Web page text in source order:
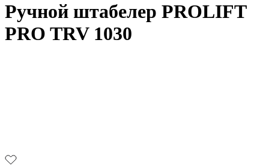
Ручной штабелер PROLIFT
PRO TRV 1030